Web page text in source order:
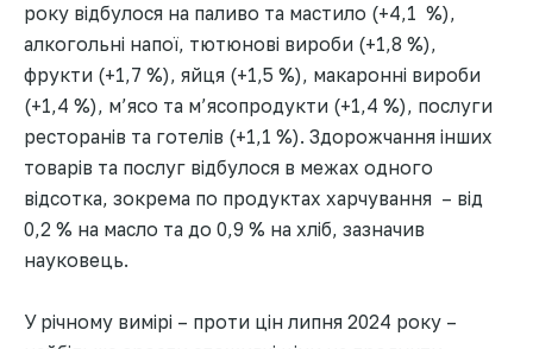
року відбулося на паливо та мастило (+4,1 %),
алкогольні напої, тютюнові вироби (+1,8 %),
фрукти (+1,7 %), яйця (+1,5 %), макаронні вироби
(+1,4 %), м’ясо та м’ясопродукти (+1,4 %), послуги
ресторанів та готелів (+1,1 %). Здорожчання інших
товарів та послуг відбулося в межах одного
відсотка, зокрема по продуктах харчування – від
0,2 % на масло та до 0,9 % на хліб, зазначив
науковець.
У річному вимірі – проти цін липня 2024 року –